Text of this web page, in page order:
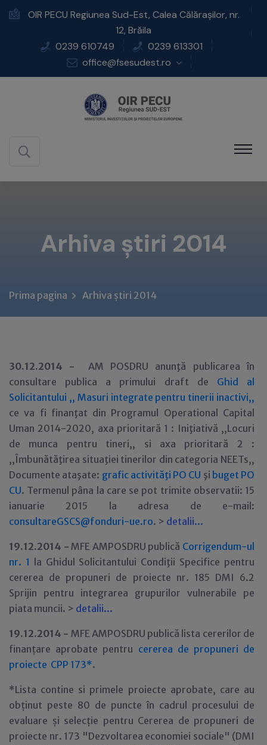
OIR PECU Regiunea Sud-Est, Calea Călărașilor, nr.
12, Brăila
0239 610749
0239 613301
office@fsesudest.ro
Arhiva știri 2014
Prima pagina Arhiva știri 2014
30.12.2014 -
AM POSDRU anunţă publicarea în
consultare publica a primului draft de Ghid al
Solicitantului ,, Masuri integrate pentru tinerii inactivi,,
ce va fi finanţat din Programul Operational Capital
Uman 2014-2020, axa prioritară 1 : Iniţiativă ,,Locuri
de munca pentru tineri,, si axa prioritară 2 :
,,Îmbunătăţirea situaţiei tinerilor din categoria NEETs,,
Documente ataşate: grafic activităţi PO CU şi buget PO
CU. Termenul pâna la care se pot trimite observatii: 15
ianuarie 2015 la adresa de e-mail:
consultareGSCS@fonduri-ue.ro. > detalii...
19.12.2014 -MFE AMPOSDRU publică Corrigendum-ul
nr. 1 la Ghidul Solicitantului Condiţii Specifice pentru
cererea de propuneri de proiecte nr. 185 DMI 6.2
Sprijin pentru integrarea grupurilor vulnerabile pe
piata muncii. > detalii...
19.12.2014 - MFE AMPOSDRU publică lista cererilor de
finanțare aprobate pentru cererea de propuneri de
proiecte CPP 173*.
*Lista contine si primele proiecte aprobate, care au
obținut peste 80 de puncte în cadrul procesului de
evaluare și selecție pentru Cererea de propuneri de
proiecte nr. 173 "Dezvoltarea economiei sociale" (DMI